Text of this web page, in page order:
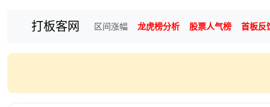
打板客网 区间涨幅 龙虎榜分析 股票人气榜 首板反